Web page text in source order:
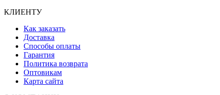
КЛИЕНТУ
Как заказать
Доставка
Способы оплаты
Гарантия
Политика возврата
Оптовикам
Карта сайта